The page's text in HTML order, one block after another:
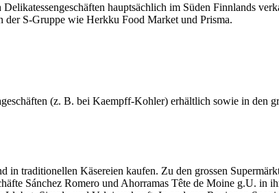
hauptsächlich im Süden Finnlands
S-Gruppe wie Herkku Food Market und Prisma.
(z. B. bei Kaempff-Kohler) erhältlich sowie in den
in traditionellen Käsereien kaufen. Zu den grossen
Sánchez Romero und Ahorramas Tête de Moine g.U. in